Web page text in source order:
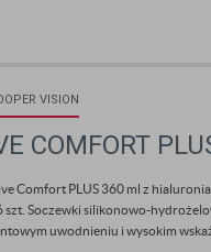
VISION
COMFORT
Comfort PLUS 360 ml z
Soczewki silikonowo-
uwodnieniu i wysokim